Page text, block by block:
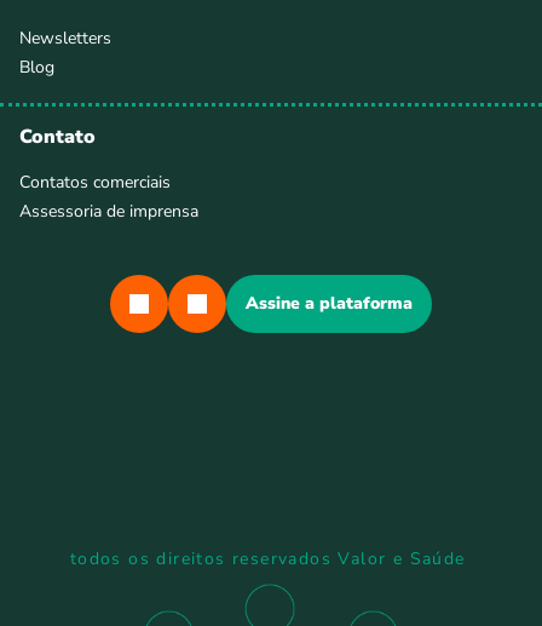
Newsletters
Blog
Contato
Contatos comerciais
Assessoria de imprensa
Assine a plataforma
todos os direitos reservados Valor e Saúde